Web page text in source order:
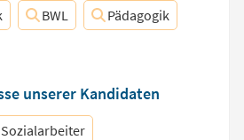
BWL
Pädagogik
unserer Kandidaten
Sozialarbeiter